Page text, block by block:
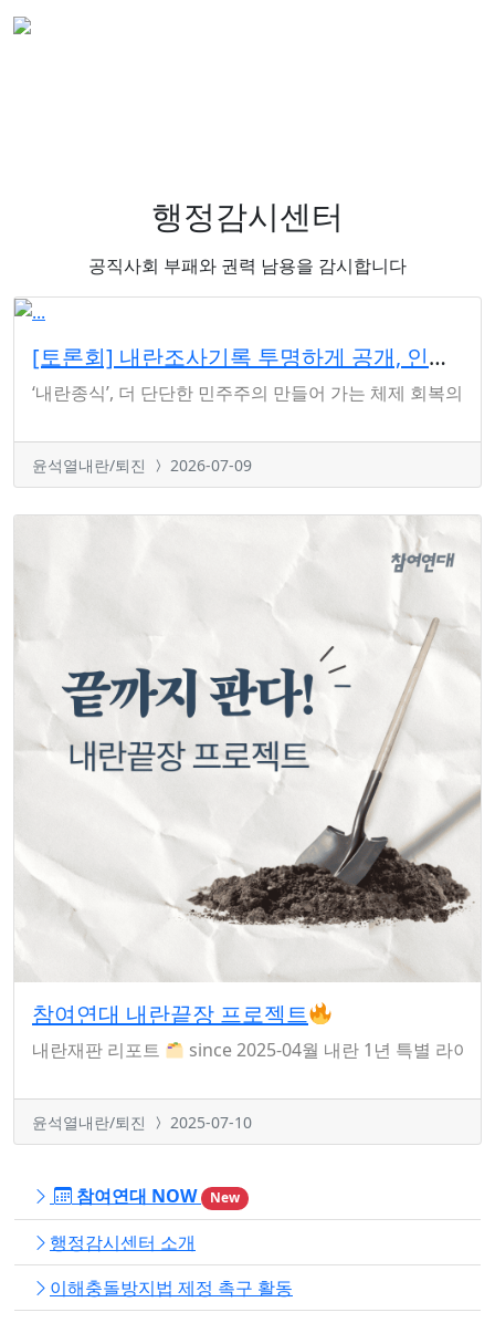
행정감시센터
공직사회 부패와 권력 남용을 감시합니다
[토론회] 내란조사기록 투명하게 공개, 인적쇄신 필요성 제기
‘내란종식’, 더 단단한 민주주의 만들어 가는 체제 회복의
윤석열내란/퇴진 2026-07-09
참여연대 내란끝장 프로젝트
내란재판 리포트 since 2025-04월 내란 1년 특별 라이브
윤석열내란/퇴진 2025-07-10
참여연대 NOW New
행정감시센터 소개
이해충돌방지법 제정 촉구 활동